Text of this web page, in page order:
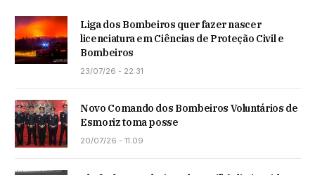
Liga dos Bombeiros quer fazer nascer
licenciatura em Ciências de Proteção Civil e
Bombeiros
23/07/26 - 22:31
Novo Comando dos Bombeiros Voluntários de
Esmoriz toma posse
20/07/26 - 11:09